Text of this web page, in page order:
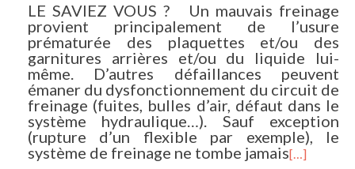
LE SAVIEZ VOUS ? Un mauvais freinage
provient principalement de l’usure
prématurée des plaquettes et/ou des
garnitures arrières et/ou du liquide lui-
même. D’autres défaillances peuvent
émaner du dysfonctionnement du circuit de
freinage (fuites, bulles d’air, défaut dans le
système hydraulique…). Sauf exception
(rupture d’un flexible par exemple), le
système de freinage ne tombe jamais[…]